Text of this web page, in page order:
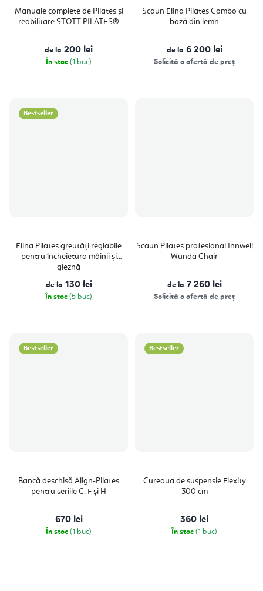
Manuale complete de Pilates și
reabilitare STOTT PILATES®
de la 200 lei
În stoc (1 buc)
Scaun Elina Pilates Combo cu
bază din lemn
de la 6 200 lei
Solicită o ofertă de preț
Bestseller
Elina Pilates greutăți reglabile
pentru încheietura mâinii și
gleznă
de la 130 lei
În stoc (5 buc)
Scaun Pilates profesional Innwell
Wunda Chair
de la 7 260 lei
Solicită o ofertă de preț
Bestseller
Bancă deschisă Align-Pilates
pentru seriile C, F și H
670 lei
În stoc (1 buc)
Bestseller
Cureaua de suspensie Flexity
300 cm
360 lei
În stoc (1 buc)